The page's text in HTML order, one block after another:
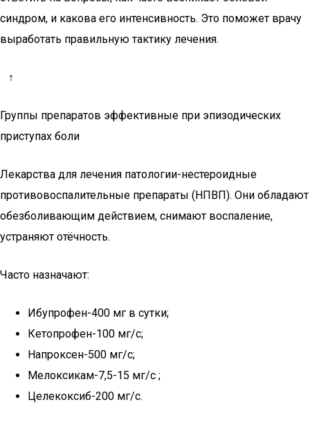
синдром, и какова его интенсивность. Это поможет врачу
выработать правильную тактику лечения.
↑
Группы препаратов эффективные при эпизодических
приступах боли
Лекарства для лечения патологии-нестероидные
противовоспалительные препараты (НПВП). Они обладают
обезболивающим действием, снимают воспаление,
устраняют отёчность.
Часто назначают:
Ибупрофен-400 мг в сутки;
Кетопрофен-100 мг/с;
Напроксен-500 мг/с;
Мелоксикам-7,5-15 мг/с ;
Целекоксиб-200 мг/с.